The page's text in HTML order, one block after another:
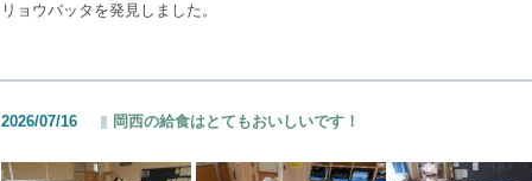
リョウバッタを発見しました。
2026/07/16 岡西の給食はとてもおいしいです！